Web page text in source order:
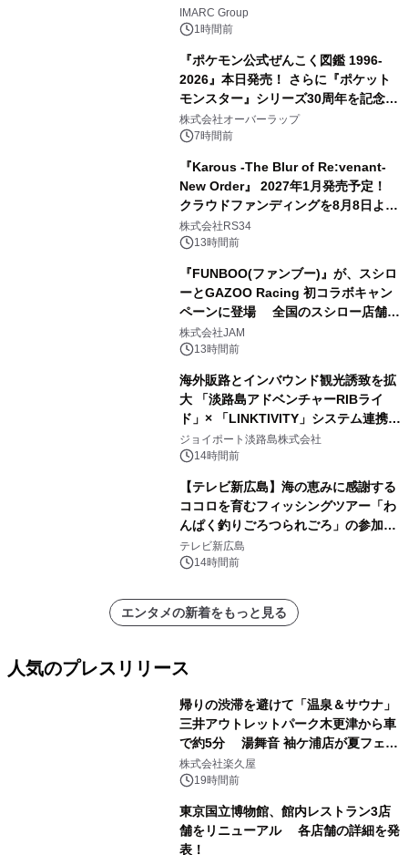
IMARC Group
1時間前
『ポケモン公式ぜんこく図鑑 1996-
2026』本日発売！ さらに『ポケット
モンスター』シリーズ30周年を記念し
た画集『ポケットモンスター ビジュア
ルアートブック』の発売決定！ 2026
株式会社オーバーラップ
7時間前
『Karous -The Blur of Re:venant-
New Order』 2027年1月発売予定！
クラウドファンディングを8月8日より
開始
株式会社RS34
13時間前
『FUNBOO(ファンブー)』が、スシロ
ーとGAZOO Racing 初コラボキャン
ペーンに登場 全国のスシロー店舗で
GR 4車種の FUNBOO(ミニカー)付き
メニューが展開されます
株式会社JAM
13時間前
海外販路とインバウンド観光誘致を拡
大 「淡路島アドベンチャーRIBライ
ド」× 「LINKTIVITY」システム連携を
開始！
ジョイポート淡路島株式会社
14時間前
【テレビ新広島】海の恵みに感謝する
ココロを育むフィッシングツアー「わ
んぱく釣りごろつられごろ」の参加小
学生を募集
テレビ新広島
14時間前
エンタメの新着をもっと見る
人気のプレスリリース
帰りの渋滞を避けて「温泉＆サウナ」
三井アウトレットパーク木更津から車
で約5分 湯舞音 袖ケ浦店が夏フェア
メニューを提供
株式会社楽久屋
19時間前
東京国立博物館、館内レストラン3店
舗をリニューアル 各店舗の詳細を発
表！